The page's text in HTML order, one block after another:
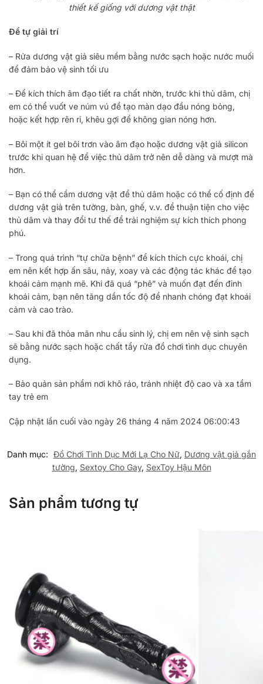
thiết kế giống với dương vật thật
Để tự giải trí
– Rửa dương vật giả siêu mềm bằng nước sạch hoặc nước muối
để đảm bảo vệ sinh tối ưu
– Để kích thích âm đạo tiết ra chất nhờn, trước khi thủ dâm, chị
em có thể vuốt ve núm vú để tạo màn dạo đầu nóng bỏng,
hoặc kết hợp rên rỉ, khêu gợi để không gian nóng hơn.
– Bôi một ít gel bôi trơn vào âm đạo hoặc dương vật giả silicon
trước khi quan hệ để việc thủ dâm trở nên dễ dàng và mượt mà
hơn.
– Bạn có thể cầm dương vật để thủ dâm hoặc có thể cố định đế
dương vật giả trên tường, bàn, ghế, v.v. để thuận tiện cho việc
thủ dâm và thay đổi tư thế để trải nghiệm sự kích thích phong
phú.
– Trong quá trình “tự chữa bệnh” để kích thích cực khoái, chị
em nên kết hợp ấn sâu, nảy, xoay và các động tác khác để tạo
khoái cảm mạnh mẽ. Khi đã quá “phê” và muốn đạt đến đỉnh
khoái cảm, bạn nên tăng dần tốc độ để nhanh chóng đạt khoái
cảm và cao trào.
– Sau khi đã thỏa mãn nhu cầu sinh lý, chị em nên vệ sinh sạch
sẽ bằng nước sạch hoặc chất tẩy rửa đồ chơi tình dục chuyên
dụng.
– Bảo quản sản phẩm nơi khô ráo, tránh nhiệt độ cao và xa tầm
tay trẻ em
Cập nhật lần cuối vào ngày 26 tháng 4 năm 2024 06:00:43
Danh mục: Đồ Chơi Tình Dục Mới Lạ Cho Nữ, Dương vật giả gắn
tường, Sextoy Cho Gay, SexToy Hậu Môn
Sản phẩm tương tự